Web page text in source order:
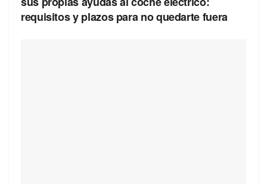
requisitos y plazos para no quedarte fuera